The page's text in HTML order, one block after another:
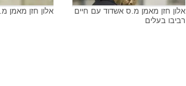
אלון חזן מאמן מ.ס אשדוד עם חיים
רביבו בעלים
אלון חזן מאמן